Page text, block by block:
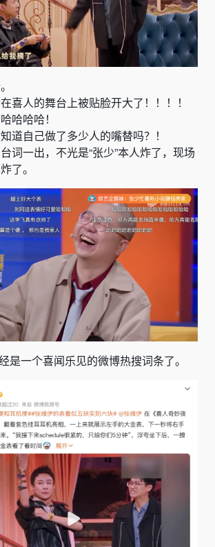
喜人的舞台上被贴脸开大了！！！！
哈哈哈！
道自己做了多少人的嘴替吗？！
词一出，不光是“张少”本人炸了，现场
了。
是一个喜闻乐见的微博热搜词条了。